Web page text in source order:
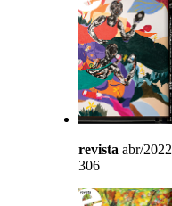
revista abr/2022
306